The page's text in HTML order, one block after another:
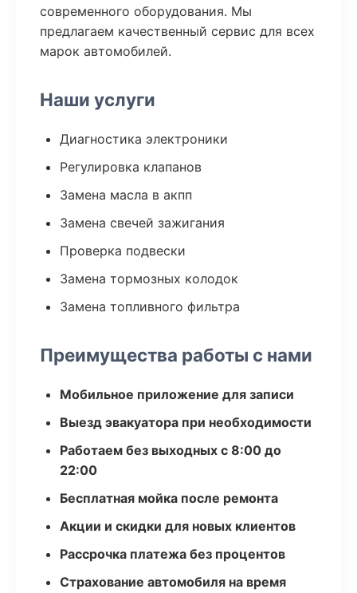
современного оборудования. Мы
предлагаем качественный сервис для всех
марок автомобилей.
Наши услуги
Диагностика электроники
Регулировка клапанов
Замена масла в акпп
Замена свечей зажигания
Проверка подвески
Замена тормозных колодок
Замена топливного фильтра
Преимущества работы с нами
Мобильное приложение для записи
Выезд эвакуатора при необходимости
Работаем без выходных с 8:00 до
22:00
Бесплатная мойка после ремонта
Акции и скидки для новых клиентов
Рассрочка платежа без процентов
Страхование автомобиля на время